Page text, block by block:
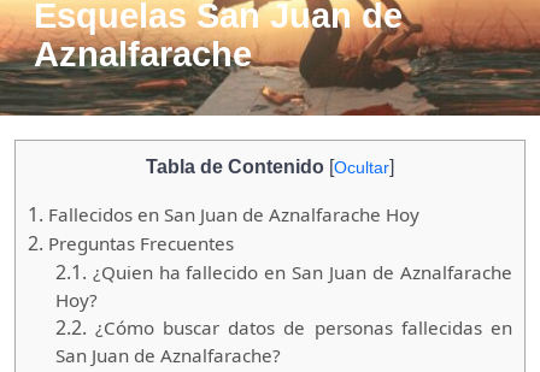
Esquelas San Juan de
Aznalfarache
Tabla de Contenido [Ocultar]
1. Fallecidos en San Juan de Aznalfarache Hoy
2. Preguntas Frecuentes
2.1. ¿Quien ha fallecido en San Juan de Aznalfarache
Hoy?
2.2. ¿Cómo buscar datos de personas fallecidas en
San Juan de Aznalfarache?